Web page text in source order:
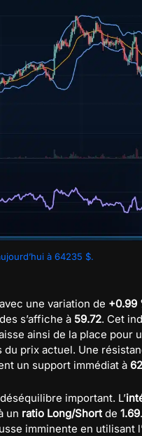
à 64235 $.
une variation de +0.99
s’affiche à 59.72. Cet
ainsi de la place pour
prix actuel. Une
un support immédiat à
important. L’
un ratio Long/Short de 1.69
imminente en utilisant